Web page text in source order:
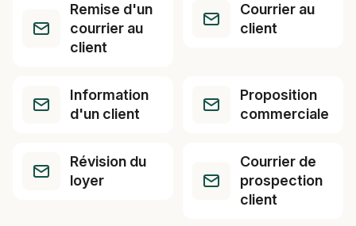
Remise d'un
courrier au
client
Courrier au
client
Information
d'un client
Proposition
commerciale
Révision du
loyer
Courrier de
prospection
client